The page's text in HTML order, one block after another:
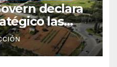
declara
las
al nuevo